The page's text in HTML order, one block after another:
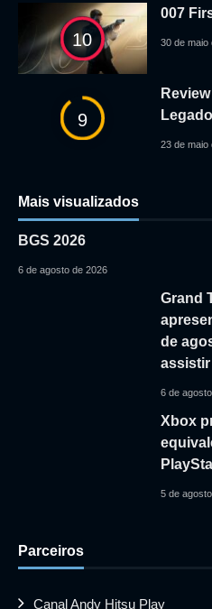
10
007
30 de maio
9
23 de maio
Mais visualizados
BGS 2026
6 de agosto de 2026
Grand
de
assistir
6 de
Xbox
5 de
Parceiros
Canal Andy Hitsu Play